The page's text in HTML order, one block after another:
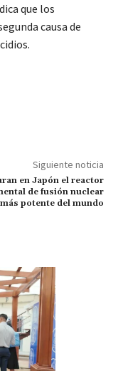
que los
causa de
Siguiente noticia
en Japón el reactor
de fusión nuclear
más potente del mundo